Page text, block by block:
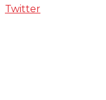
Twitter